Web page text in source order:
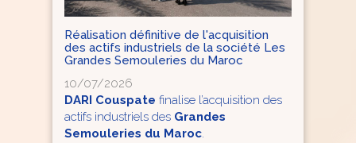
Réalisation définitive de l'acquisition
des actifs industriels de la société Les
Grandes Semouleries du Maroc
10/07/2026
DARI Couspate finalise l’acquisition des
actifs industriels des Grandes
Semouleries du Maroc.